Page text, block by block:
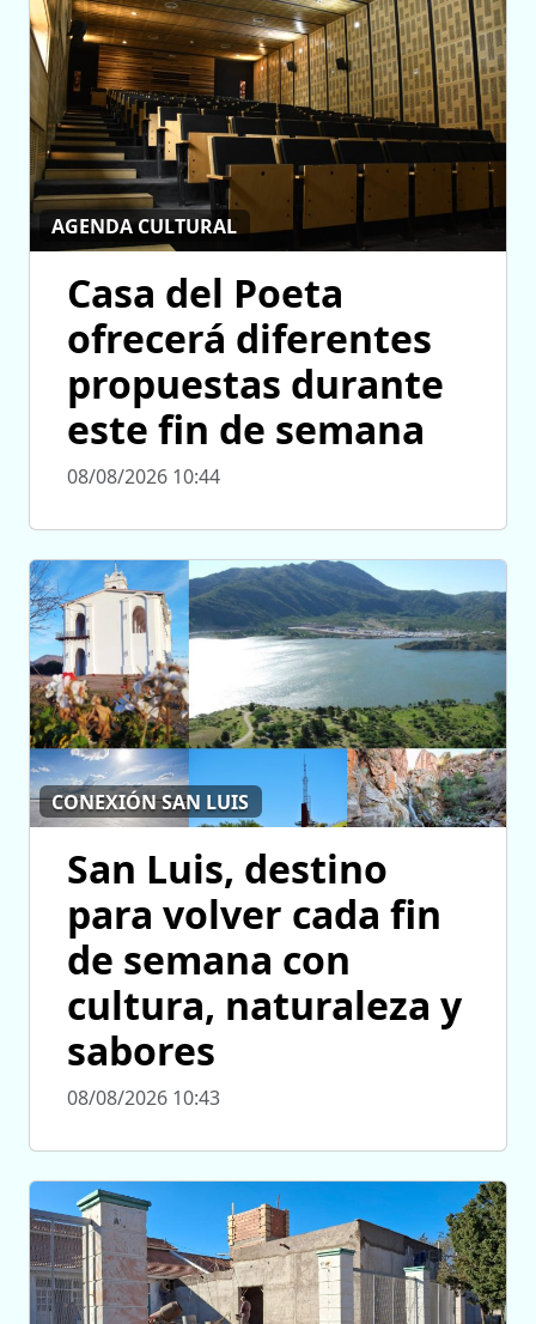
AGENDA CULTURAL
Casa del Poeta
ofrecerá diferentes
propuestas durante
este fin de semana
08/08/2026 10:44
CONEXIÓN SAN LUIS
San Luis, destino
para volver cada fin
de semana con
cultura, naturaleza y
sabores
08/08/2026 10:43